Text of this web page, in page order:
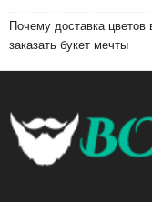
Почему доставка
заказать букет мечты